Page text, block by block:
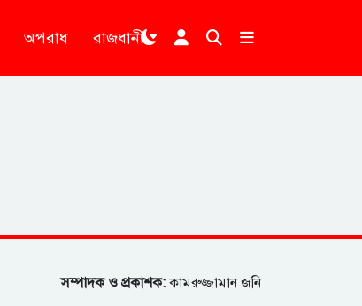
অপরাধ রাজধানী
সম্পাদক ও প্রকাশক:কামরুজ্জামান জনি